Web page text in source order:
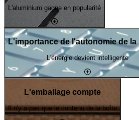
L'aluminium gagne en popularité
L'importance de l'autonomie de la
L'énergie devient intelligente
L'emballage compte
Il n'y a pas que le contenu de la boîte